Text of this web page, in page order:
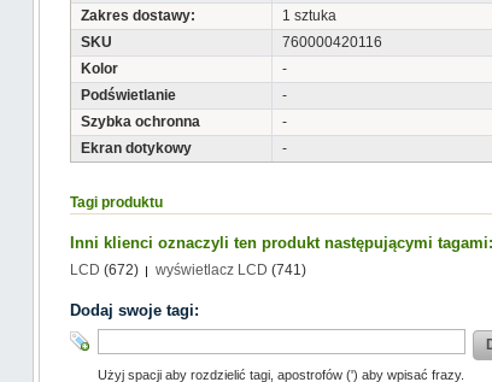
Zakres dostawy:
1 sztuka
SKU
760000420116
Kolor
-
Podświetlanie
-
Szybka ochronna
-
Ekran dotykowy
-
Tagi produktu
Inni klienci oznaczyli ten produkt następującymi tagami:
LCD (672) wyświetlacz LCD (741)
Dodaj swoje tagi:
Użyj spacji aby rozdzielić tagi, apostrofów (') aby wpisać frazy.